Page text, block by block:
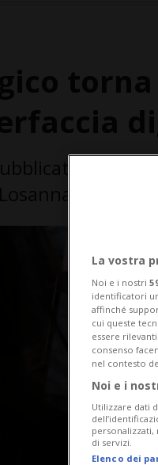
e
La vostra
Noi e i nostri
identificatori
affinché
cui queste
essere
consenso
nel contesto
Noi e i
Utilizzare dati
di servizi.
Elenco dei